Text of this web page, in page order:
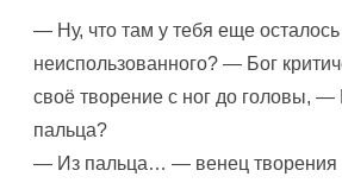
— Ну, что там у тебя еще
неиспользованного? — Бог
своё творение с ног до головы, —
пальца?
— Из пальца… — венец творения